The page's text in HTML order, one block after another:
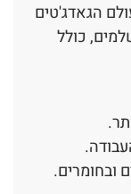
הגאדג'טים
כולל
ובחומרים.